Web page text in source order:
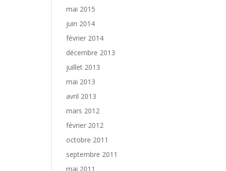
mai 2015
juin 2014
février 2014
décembre 2013
juillet 2013
mai 2013
avril 2013
mars 2012
février 2012
octobre 2011
septembre 2011
mai 2011